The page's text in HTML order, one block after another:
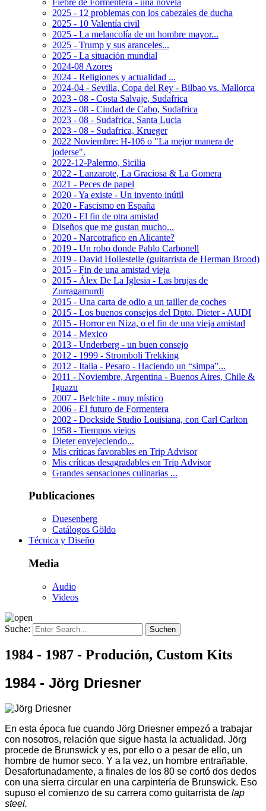
2025 - 12 problemas con los cabezales de ducha
2025 - 10 Valentía civil
2025 - La melancolía de un hombre mayor...
2025 - Trump y sus aranceles...
2025 - La situación mundial
2024-08 Azores
2024 - Religiones y actualidad ...
2024-04 - Sevilla, Copa del Rey - Bilbao vs. Mallorca
2023 - 08 - Costa Salvaje, Sudafrica
2023 - 08 - Ciudad de Cabo, Sudafrica
2023 - 08 - Sudafrica, Santa Lucia
2023 - 08 - Sudafrica, Krueger
2022 Noviembre: H-106 o "La mejor manera de
joderse".
2022-12-Palermo, Sicilia
2022 - Lanzarote, La Graciosa & La Gomera
2021 - Peces de papel
2020 - Ya existe - Un invento inútil
2020 - Fascismo en España
2020 - El fin de otra amistad
Diseños que me gustan mucho...
2020 - Narcotrafico en Alicante?
2019 - Un robo donde Pablo Carbonell
2019 - David Hollestelle (guitarrista de Herman Brood)
2015 - Fin de una amistad vieja
2015 - Álex De La Iglesia - Las brujas de
Zurragamurdi
2015 - Una carta de odio a un tailler de coches
2015 - Los buenos consejos del Dpto. Dieter - AUDI
2015 - Horror en Niza, o el fin de una vieja amistad
2014 - Mexico
2013 - Underberg - un buen consejo
2012 - 1999 - Stromboli Trekking
2012 - Italia - Pesaro - Haciendo un “simpa”...
2011 - Noviembre, Argentina - Buenos Aires, Chile &
Iguazu
2007 - Belchite - muy místico
2006 - El futuro de Formentera
2002 - Dockside Studio Louisiana, con Carl Carlton
1958 - Tiempos viejos
Dieter envejeciendo...
Mis críticas favorables en Trip Advisor
Mis críticas desagradables en Trip Advisor
Grandes sensaciones culinarias ...
Publicaciones
Duesenberg
Catálogos Göldo
Técnica y Diseño
Media
Audio
Videos
Suche:
1984 - 1987 - Produción, Custom Kits
1984 - Jörg Driesner
En esta época fue cuando Jörg Driesner empezó a trabajar
con nosotros, relación que sigue hasta la actualidad. Jörg
procede de Brunswick y es, por ello o a pesar de ello, un
hombre de humor seco. Y a la vez, un hombre entrañable.
Desafortunadamente, a finales de los 80 se cortó dos dedos
con una sierra circular en una carpintería de Brunswick. Eso
supuso el comienzo de su carrera como guitarrista de lap
steel.